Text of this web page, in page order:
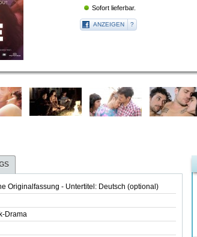
Sofort lieferbar.
ANZEIGEN ?
Originalfassung - Untertitel: Deutsch (optional)
Drama